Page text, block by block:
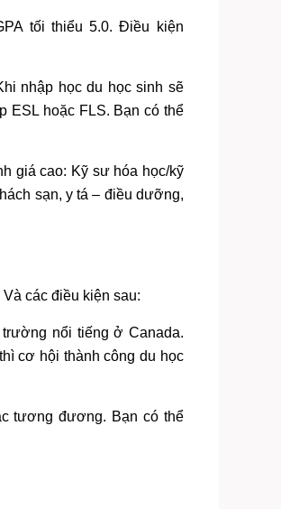
tối thiểu 5.0. Điều kiện
nhập học du học sinh sẽ
ESL hoặc FLS. Bạn có thể
giá cao: Kỹ sư hóa học/kỹ
sạn, y tá – điều dưỡng,
các điều kiện sau:
nổi tiếng ở Canada.
cơ hội thành công du học
tương đương. Bạn có thể